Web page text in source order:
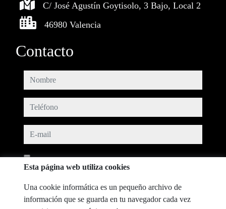
C/ José Agustín Goytisolo, 3 Bajo, Local 2
46980 Valencia
Contacto
nombre
teléfono
e-mail
Esta página web utiliza cookies
Una cookie informática es un pequeño archivo de
información que se guarda en tu navegador cada vez